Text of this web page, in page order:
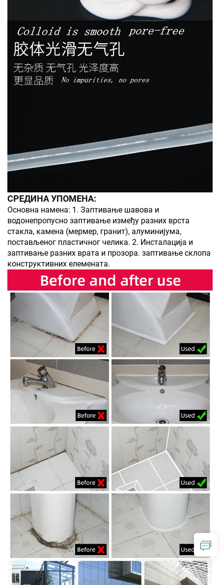
СРЕДИНА УПОМЕНА:
Основна намена: 1. Заптивање шавова и
водонепропусно заптивање између разних врста
стакла, камена (мермер, гранит), алуминијума,
постављеног пластичног челика. 2. Инсталација и
заптивање разних врата и прозора. заптивање склопа
конструктивних елемената.